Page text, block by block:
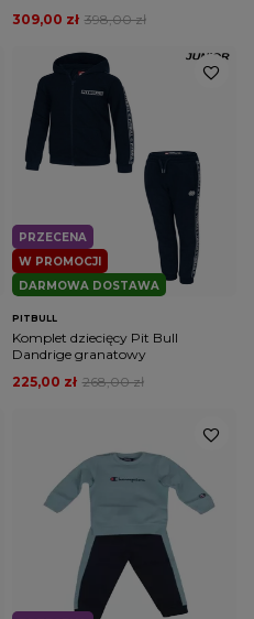
398,00 zł
309,00 zł
W PROMOCJI
PRZECENA
DARMOWA DOSTAWA
PITBULL
Komplet dziecięcy Pit Bull
Dandrige granatowy
268,00 zł
225,00 zł